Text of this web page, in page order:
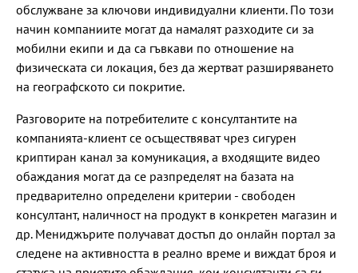
обслужване за ключови индивидуални клиенти. По този
начин компаниите могат да намалят разходите си за
мобилни екипи и да са гъвкави по отношение на
физическата си локация, без да жертват разширяването
на географското си покритие.
Разговорите на потребителите с консултантите на
компанията-клиент се осъществяват чрез сигурен
криптиран канал за комуникация, а входящите видео
обаждания могат да се разпределят на базата на
предварително определени критерии - свободен
консултант, наличност на продукт в конкретен магазин и
др. Мениджърите получават достъп до онлайн портал за
следене на активността в реално време и виждат броя и